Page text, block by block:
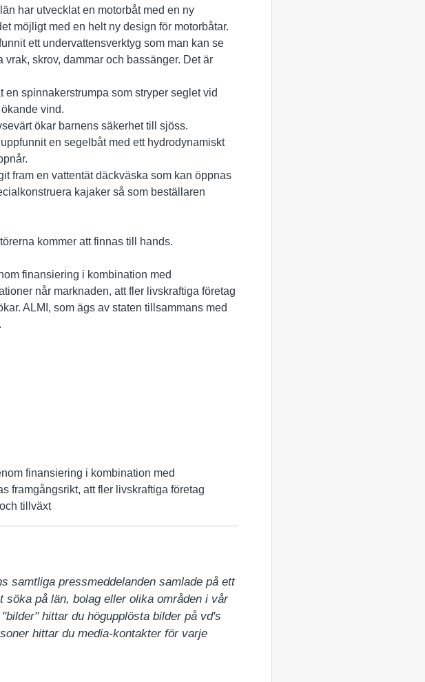
har utvecklat en motorbåt med en ny
möjligt med en helt ny design för motorbåtar.
ett undervattensverktyg som man kan se
skrov, dammar och bassänger. Det är
spinnakerstrumpa som stryper seglet vid
vind.
ökar barnens säkerhet till sjöss.
en segelbåt med ett hydrodynamiskt
fram en vattentät däckväska som kan öppnas
kajaker så som beställaren
kommer att finnas till hands.
finansiering i kombination med
når marknaden, att fler livskraftiga företag
ALMI, som ägs av staten tillsammans med
finansiering i kombination med
framgångsrikt, att fler livskraftiga företag
tillväxt
samtliga pressmeddelanden samlade på ett
på län, bolag eller olika områden i vår
hittar du högupplösta bilder på vd's
hittar du media-kontakter för varje